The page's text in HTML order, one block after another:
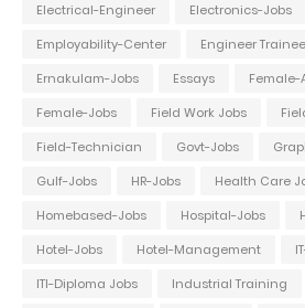
Electrical-Engineer
Electronics-Jobs
Employability-Center
Engineer Trainee
Ernakulam-Jobs
Essays
Female-Jobs
Field Work Jobs
Field-Technician
Govt-Jobs
Gulf-Jobs
HR-Jobs Health Care
Homebased-Jobs
Hospital-Jobs
Hotel-Jobs
Hotel-Management
ITI-Diploma Jobs
Industrial Training